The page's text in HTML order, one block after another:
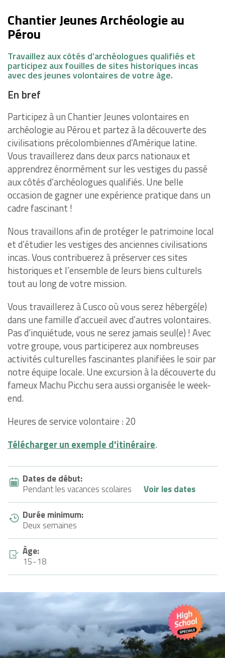
Chantier Jeunes Archéologie au
Pérou
Travaillez aux côtés d’archéologues qualifiés et
participez aux fouilles de sites historiques incas
avec des jeunes volontaires de votre âge.
En bref
Participez à un Chantier Jeunes volontaires en
archéologie au Pérou et partez à la découverte des
civilisations précolombiennes d’Amérique latine.
Vous travaillerez dans deux parcs nationaux et
apprendrez énormément sur les vestiges du passé
aux côtés d’archéologues qualifiés. Une belle
occasion de gagner une expérience pratique dans un
cadre fascinant !
Nous travaillons afin de protéger le patrimoine local
et d’étudier les vestiges des anciennes civilisations
incas. Vous contribuerez à préserver ces sites
historiques et l’ensemble de leurs biens culturels
tout au long de votre mission.
Vous travaillerez à Cusco où vous serez hébergé(e)
dans une famille d’accueil avec d’autres volontaires.
Pas d’inquiétude, vous ne serez jamais seul(e) ! Avec
votre groupe, vous participerez aux nombreuses
activités culturelles fascinantes planifiées le soir par
notre équipe locale. Une excursion à la découverte du
fameux Machu Picchu sera aussi organisée le week-
end.
Heures de service volontaire : 20
Télécharger un exemple d'itinéraire.
Dates de début:
Pendant les vacances scolaires
Voir les dates
Durée minimum:
Deux semaines
Âge:
15-18